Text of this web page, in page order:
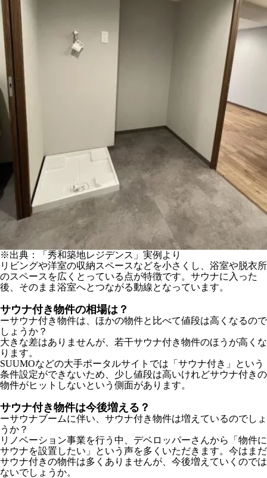
※出典：「秀和築地レジデンス」実例より
リビングや洋室の収納スペースなどを小さくし、浴室や脱衣所
のスペースを広くとっている点が特徴です。サウナに入った
後、そのまま浴室へとつながる動線となっています。
サウナ付き物件の相場は？
ーサウナ付き物件は、ほかの物件と比べて値段は高くなるので
しょうか？
大きな差はありませんが、若干サウナ付き物件のほうが高くな
ります。
SUUMOなどの大手ポータルサイトでは「サウナ付き」という
条件設定ができないため、少し値段は高いけれどサウナ付きの
物件がヒットしないという側面があります。
サウナ付き物件は今後増える？
ーサウナブームに伴い、サウナ付き物件は増えているのでしょ
うか？
リノベーション事業を行う中、デベロッパーさんから「物件に
サウナを設置したい」という声を多くいただきます。今はまだ
サウナ付きの物件は多くありませんが、今後増えていくのでは
ないでしょうか。